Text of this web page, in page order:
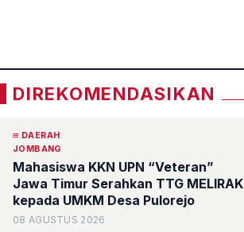
DIREKOMENDASIKAN
DAERAH
JOMBANG
Mahasiswa KKN UPN “Veteran”
Jawa Timur Serahkan TTG MELIRAK
kepada UMKM Desa Pulorejo
08 AGUSTUS 2026